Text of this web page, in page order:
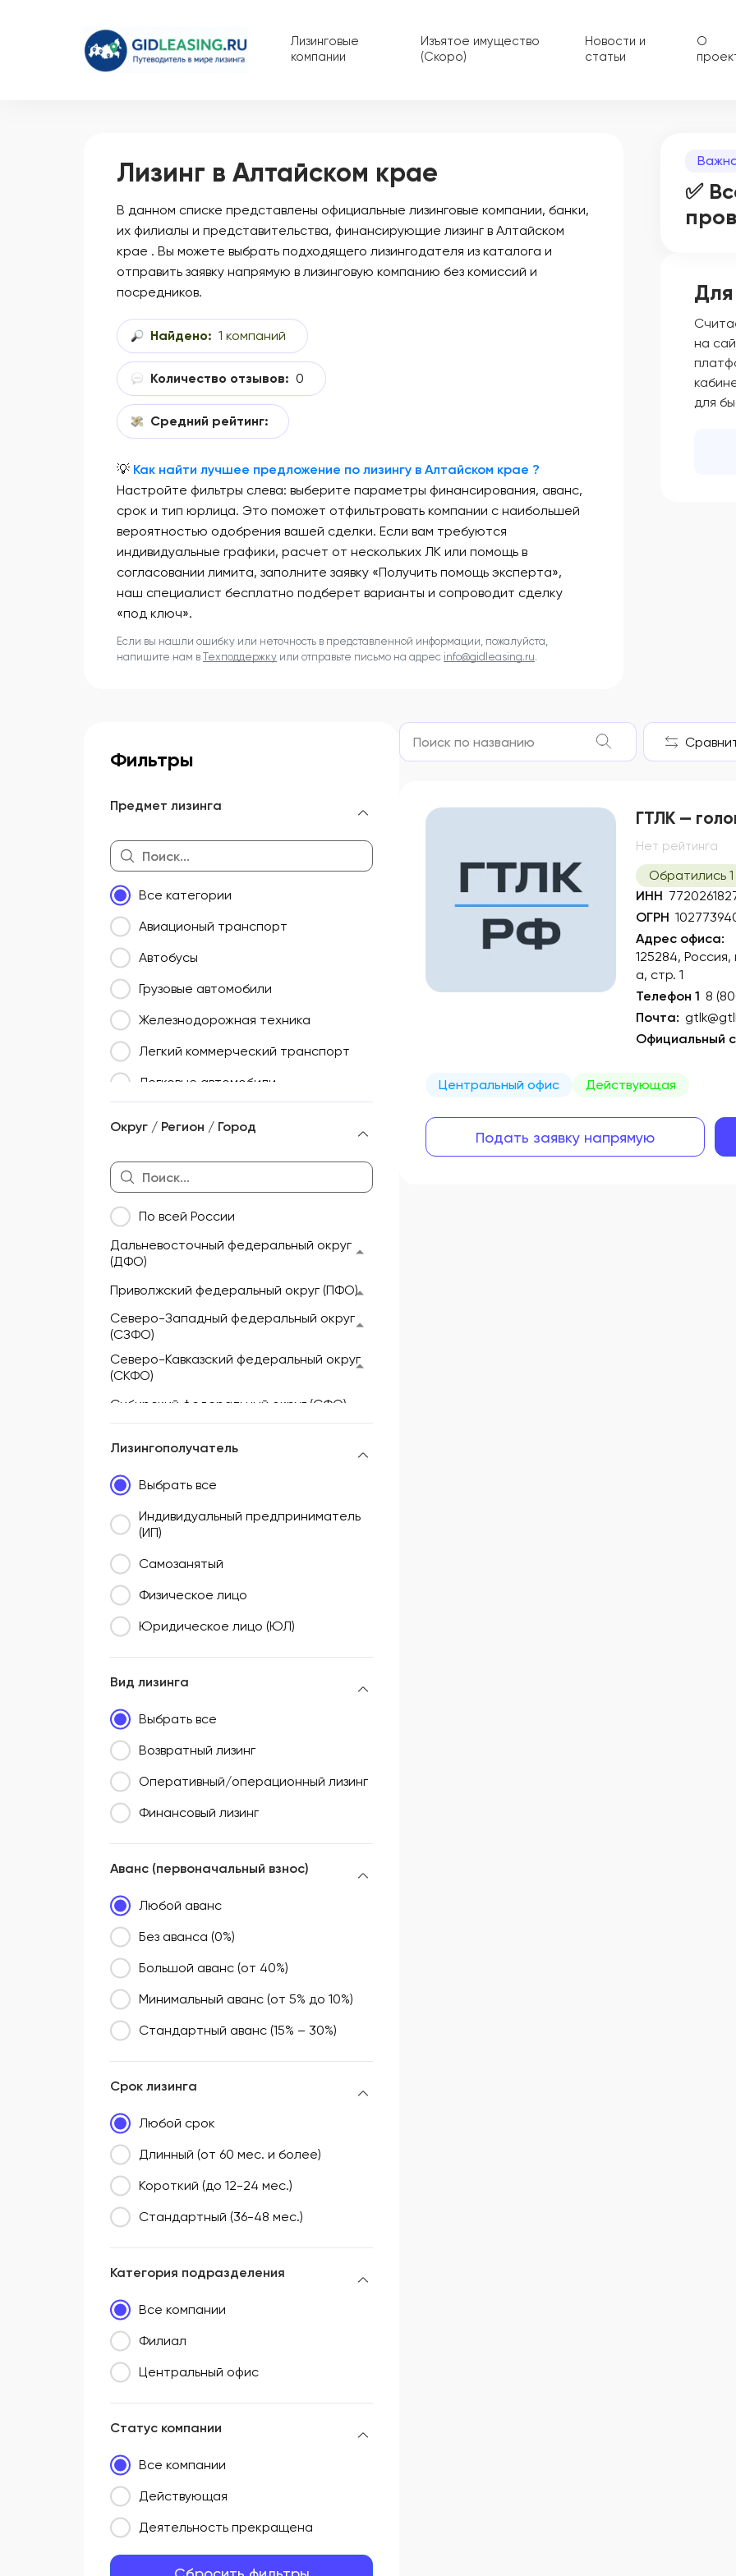
Лизинговые
компании
Изъятое имущество
(Скоро)
Новости и
статьи
О
Лизинг в Алтайском крае
В данном списке представлены официальные лизинговые компании, банки,
их филиалы и представительства, финансирующие лизинг в Алтайском
крае . Вы можете выбрать подходящего лизингодателя из каталога и
отправить заявку напрямую в лизинговую компанию без комиссий и
посредников.
Найдено: 1 компаний
Количество отзывов: 0
Средний рейтинг:
💡 Как найти лучшее предложение по лизингу в Алтайском крае ?
Настройте фильтры слева: выберите параметры финансирования, аванс,
срок и тип юрлица. Это поможет отфильтровать компании с наибольшей
вероятностью одобрения вашей сделки. Если вам требуются
индивидуальные графики, расчет от нескольких ЛК или помощь в
согласовании лимита, заполните заявку «Получить помощь эксперта»,
наш специалист бесплатно подберет варианты и сопроводит сделку
«под ключ».
Если вы нашли ошибку или неточность в представленной информации, пожалуйста,
напишите нам в Техподдержку или отправьте письмо на адрес info@gidleasing.ru.
✅
на
для
Фильтры
Предмет лизинга
Все категории
Авиационый транспорт
Автобусы
Грузовые автомобили
Железнодорожная техника
Легкий коммерческий транспорт
Легковые автомобили
активного отдыха
Недвижимость
Оборудование
Прицепы и полуприцепы
Сельскохозяйственная техника
Складская техника
Округ / Регион / Город
По всей России
Дальневосточный федеральный округ
(ДФО)
Приволжский федеральный округ (ПФО)
Северо-Западный федеральный округ
(СЗФО)
Северо-Кавказский федеральный округ
(СКФО)
Сибирский федеральный округ (СФО)
Южный федеральный округ (ЮФО)
Лизингополучатель
Выбрать все
Индивидуальный предприниматель
(ИП)
Самозанятый
Физическое лицо
Юридическое лицо (ЮЛ)
Вид лизинга
Выбрать все
Возвратный лизинг
Оперативный/операционный лизинг
Финансовый лизинг
Аванс (первоначальный взнос)
Любой аванс
Без аванса (0%)
Большой аванс (от 40%)
Минимальный аванс (от 5% до 10%)
Стандартный аванс (15% – 30%)
Срок лизинга
Любой срок
Длинный (от 60 мес. и более)
Короткий (до 12-24 мес.)
Стандартный (36-48 мес.)
Категория подразделения
Все компании
Филиал
Центральный офис
Статус компании
Все компании
Действующая
Деятельность прекращена
ГТЛК —
Нет рейтинга
Обратились
ИНН
ОГРН
Адрес офиса:
125284,
а, стр. 1
Телефон 1 8
Почта:
Официальный
Центральный офис Действующая
Подать заявку напрямую